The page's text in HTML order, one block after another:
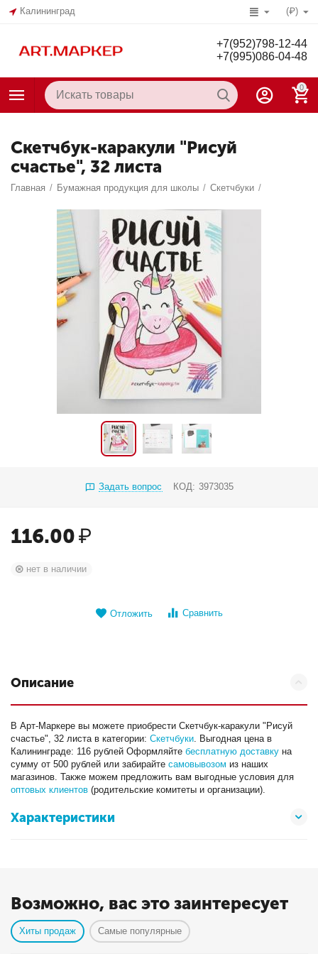
Калининград (₽)
+7(952)798-12-44
+7(995)086-04-48
0
Скетчбук-каракули "Рисуй
счастье", 32 листа
Главная / Бумажная продукция для школы / Скетчбуки /
Задать вопрос КОД: 3973035
116.00₽
нет в наличии
Отложить Сравнить
Описание
В Арт-Маркере вы можете приобрести Скетчбук-каракули "Рисуй
счастье", 32 листа в категории:Скетчбуки. Выгодная цена в
Калининграде: 116 рублей Оформляйтебесплатную доставку на
сумму от 500 рублей или забирайтесамовывозом из наших
магазинов. Также можем предложить вам выгодные условия для
оптовых клиентов (родительские комитеты и организации).
Характеристики
Возможно, вас это заинтересует
Хиты продаж Самые популярные